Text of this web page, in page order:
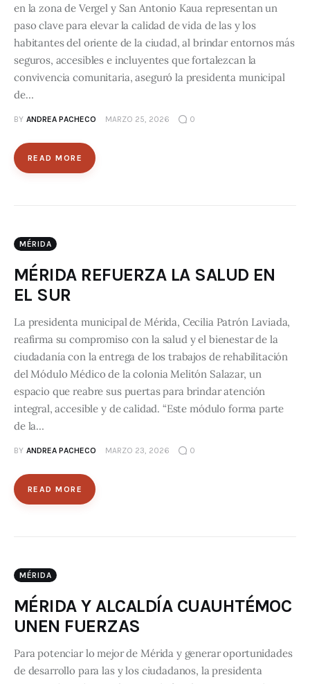
en la zona de Vergel y San Antonio Kaua representan un
paso clave para elevar la calidad de vida de las y los
habitantes del oriente de la ciudad, al brindar entornos más
seguros, accesibles e incluyentes que fortalezcan la
convivencia comunitaria, aseguró la presidenta municipal
de…
BY ANDREA PACHECO MARZO 25, 2026 0
READ MORE
MÉRIDA
MÉRIDA REFUERZA LA SALUD EN
EL SUR
La presidenta municipal de Mérida, Cecilia Patrón Laviada,
reafirma su compromiso con la salud y el bienestar de la
ciudadanía con la entrega de los trabajos de rehabilitación
del Módulo Médico de la colonia Melitón Salazar, un
espacio que reabre sus puertas para brindar atención
integral, accesible y de calidad. “Este módulo forma parte
de la…
BY ANDREA PACHECO MARZO 23, 2026 0
READ MORE
MÉRIDA
MÉRIDA Y ALCALDÍA CUAUHTÉMOC
UNEN FUERZAS
Para potenciar lo mejor de Mérida y generar oportunidades
de desarrollo para las y los ciudadanos, la presidenta